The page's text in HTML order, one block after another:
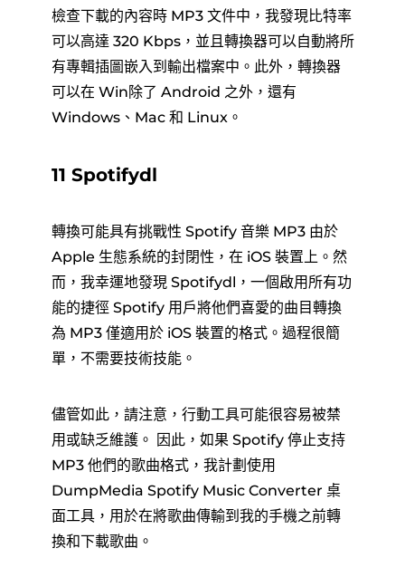
檢查下載的內容時 MP3 文件中，我發現比特率
可以高達 320 Kbps，並且轉換器可以自動將所
有專輯插圖嵌入到輸出檔案中。此外，轉換器
可以在 Win除了 Android 之外，還有
Windows、Mac 和 Linux。
11 Spotifydl
轉換可能具有挑戰性 Spotify 音樂 MP3 由於
Apple 生態系統的封閉性，在 iOS 裝置上。然
而，我幸運地發現 Spotifydl，一個啟用所有功
能的捷徑 Spotify 用戶將他們喜愛的曲目轉換
為 MP3 僅適用於 iOS 裝置的格式。過程很簡
單，不需要技術技能。
儘管如此，請注意，行動工具可能很容易被禁
用或缺乏維護。 因此，如果 Spotify 停止支持
MP3 他們的歌曲格式，我計劃使用
DumpMedia Spotify Music Converter 桌
面工具，用於在將歌曲傳輸到我的手機之前轉
換和下載歌曲。